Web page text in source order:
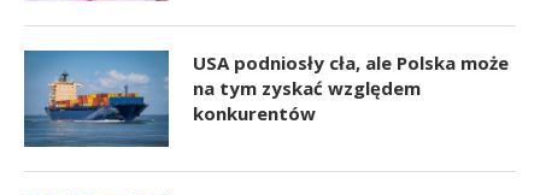
USA podniosły cła, ale Polska może
na tym zyskać względem
konkurentów